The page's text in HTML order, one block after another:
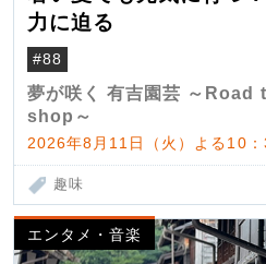
力に迫る
#88
夢が咲く 有吉園芸 ～
shop～
2026年8月11日（火）よる10
趣味
エンタメ・音楽